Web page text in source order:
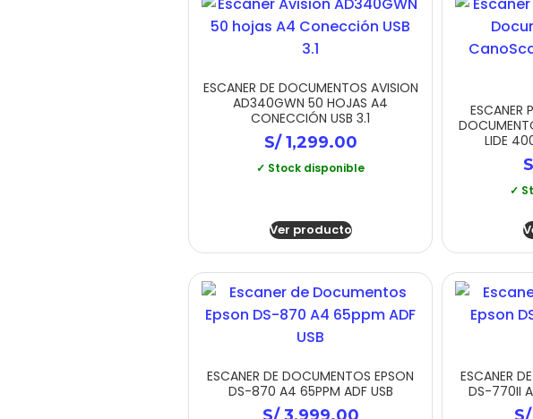
ESCANER DE DOCUMENTOS AVISION
AD340GWN 50 HOJAS A4
CONECCIÓN USB 3.1
S/1,299.00
✓ Stock disponible
Ver producto
ESCANER
LIDE
✓
ESCANER DE DOCUMENTOS EPSON
DS-870 A4 65PPM ADF USB
ESCANER
DS-770II